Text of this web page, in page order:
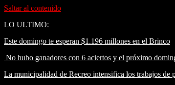
Saltar al contenido
LO ULTIMO:
Este domingo te esperan $1.196 millones en el Brinco
No hubo ganadores con 6 aciertos y el próximo
La municipalidad de Recreo intensifica los trabajos de